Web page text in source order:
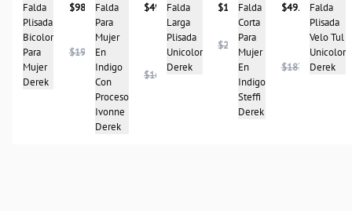
Falda
Plisada
Bicolor
Para
Mujer
Derek
$98.475
$196.950
Falda
Para
Mujer
En
Indigo
Con
Proceso
Ivonne
Derek
$49.950
$167.950
Falda
Larga
Plisada
Unicolor
Derek
$118.950
$237.900
Falda
Corta
Para
Mujer
En
Indigo
Steffi
Derek
$49.950
$187.950
Falda
Plisada
Velo Tul
Unicolor
Derek